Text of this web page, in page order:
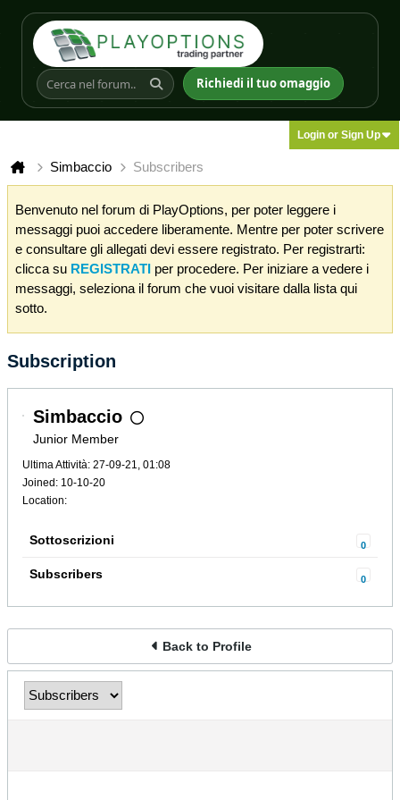
Richiedi il tuo omaggio
Login or Sign Up
Simbaccio Subscribers
Benvenuto nel forum di PlayOptions, per poter leggere i
messaggi puoi accedere liberamente. Mentre per poter scrivere
e consultare gli allegati devi essere registrato. Per registrarti:
clicca su REGISTRATI per procedere. Per iniziare a vedere i
messaggi, seleziona il forum che vuoi visitare dalla lista qui
sotto.
Subscription
Simbaccio
Junior Member
Ultima Attività: 27-09-21, 01:08
Joined: 10-10-20
Location:
Sottoscrizioni 0
Subscribers 0
Back to Profile